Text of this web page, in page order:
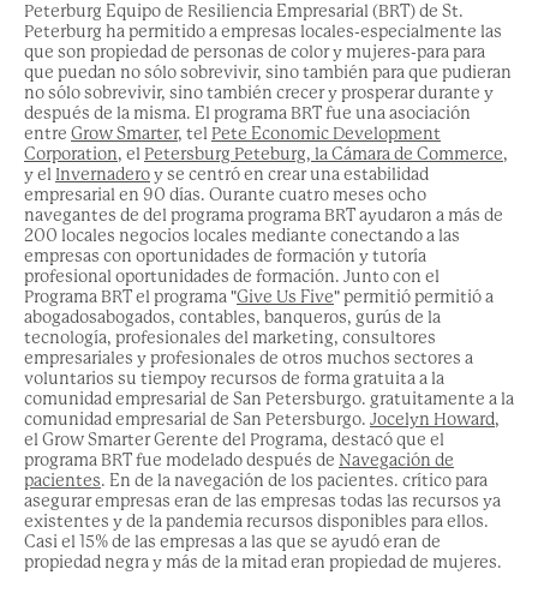
Peterburg Equipo de Resiliencia Empresarial (BRT) de St.
Peterburg ha permitido aempresas locales-especialmente las
que son propiedad de personas de color y mujeres-parapara
que puedan no sólo sobrevivir, sino también para que pudieran
no sólo sobrevivir, sino también crecer y prosperardurante y
después de la misma. El programa BRTfue una asociación
entre Grow Smarter, tel Pete Economic Development
Corporation, el Petersburg Peteburg, la Cámara de Commerce,
y el Invernaderoy se centró en crear una estabilidad
empresarial en 90 días. Ourante cuatro meses ocho
navegantes de del programaprograma BRT ayudaron a más de
200 locales negocios locales mediante conectando a las
empresas con oportunidades de formación y tutoría
profesional oportunidades de formación. Junto con el
Programa BRTel programa "Give Us Five" permitiópermitió a
abogadosabogados, contables, banqueros, gurús de la
tecnología, profesionales del marketing, consultores
empresariales y profesionales de otros muchos sectores a
voluntarios su tiempoy recursos de forma gratuita a la
comunidad empresarial de San Petersburgo. gratuitamente a la
comunidad empresarial de San Petersburgo. Jocelyn Howard,
el Grow SmarterGerente del Programa, destacóque el
programa BRT fue modelado después de Navegación de
pacientes. En de la navegación de los pacientes. crítico para
asegurarempresas eran de las empresas todas las recursos ya
existentes y de la pandemia recursos disponibles para ellos.
Casi el 15% de las empresas a las que se ayudó eran de
propiedad negra y más de la mitad eran propiedad de mujeres.